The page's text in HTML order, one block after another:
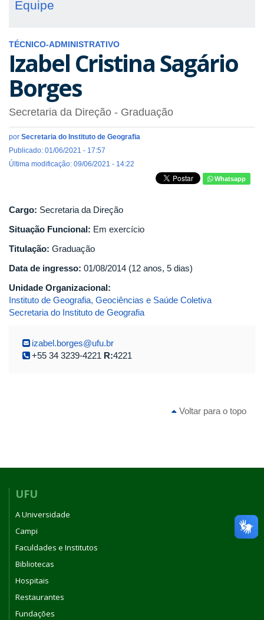
Equipe
TÉCNICO-ADMINISTRATIVO
Izabel Cristina Sagário
Borges
Secretaria da Direção - Graduação
por Secretaria do Instituto de Geografia
Publicado: 01/06/2021 - 17:57
Última modificação: 09/06/2021 - 14:22
Whatsapp
Cargo: Secretaria da Direção
Situação Funcional: Em exercício
Titulação: Graduação
Data de ingresso: 01/08/2014 (12 anos, 5 dias)
Unidade Organizacional:
Instituto de Geografia, Geociências e Saúde Coletiva
Secretaria do Instituto de Geografia
izabel.borges@ufu.br
+55 34 3239-4221 R:4221
Voltar para o topo
UFU
A Universidade
Campi
Faculdades e Institutos
Bibliotecas
Hospitais
Restaurantes
Fundações